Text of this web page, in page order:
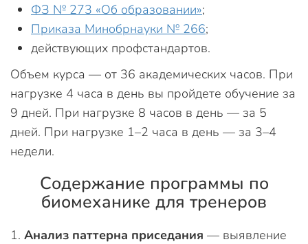
ФЗ № 273 «Об образовании»;
Приказа Минобрнауки № 266;
действующих профстандартов.
Объем курса — от 36 академических часов. При
нагрузке 4 часа в день вы пройдете обучение за
9 дней. При нагрузке 8 часов в день — за 5
дней. При нагрузке 1–2 часа в день — за 3–4
недели.
Содержание программы по
биомеханике для тренеров
Анализ паттерна приседания — выявление